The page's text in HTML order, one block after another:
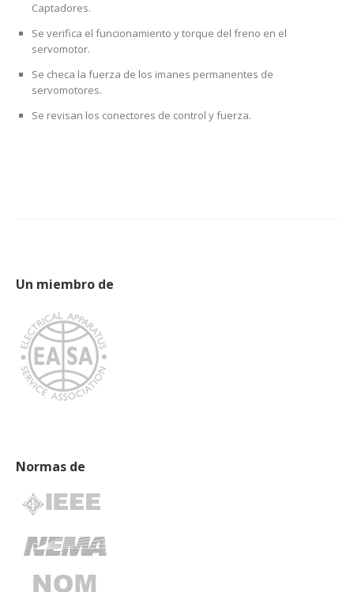
Captadores.
Se verifica el funcionamiento y torque del freno en el
servomotor.
Se checa la fuerza de los imanes permanentes de
servomotores.
Se revisan los conectores de control y fuerza.
Un miembro de
Normas de